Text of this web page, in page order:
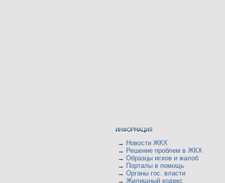
→ Новости ЖКХ
→ Решение проблем в ЖКХ
→ Образцы исков и жалоб
→ Порталы в помощь
→ Органы гос. власти
→ Жилищный кодекс